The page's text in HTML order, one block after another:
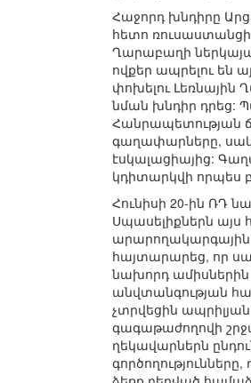
Հաջորդ խնդիրը
հետո ռուսաստանցի
Ղարաբաղի
ովքեր ապրելու են
փոխելու
նման խնդիր դրեց:
Հանրապետության
գաղափարները,
էսկալացիայից:
կդիտարկվի որպես
Հունիսի 20-ին ՌԴ
Սպասելիքներն այս
արարողակարգային
հայտարարեց, որ
նախորդ ամիսներին
անվտանգության
չտրվեցին
գագաթաժողովի
ղեկավարներն